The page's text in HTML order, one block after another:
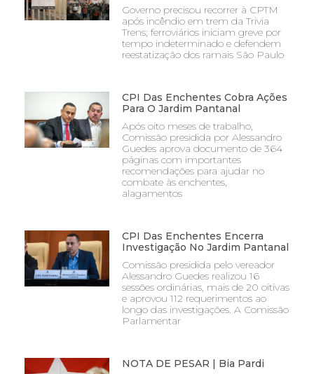
Governo precisou recorrer à CPTM
após incêndio em trem da Trivia
Trens; ferroviários iniciam greve por
tempo indeterminado e defendem
reestatização dos ramais São Paulo
CPI Das Enchentes Cobra Ações
Para O Jardim Pantanal
Após oito meses de trabalho,
Comissão presidida por Alessandro
Guedes aprova documento de 364
páginas com importantes
recomendações para ajudar no
combate às enchentes,
alagamentos
CPI Das Enchentes Encerra
Investigação No Jardim Pantanal
Comissão presidida pelo vereador
Alessandro Guedes realizou 16
sessões ordinárias, mais de 20 oitivas
e aprovou 112 requerimentos ao
longo das investigações. A Comissão
Parlamentar
NOTA DE PESAR | Bia Pardi